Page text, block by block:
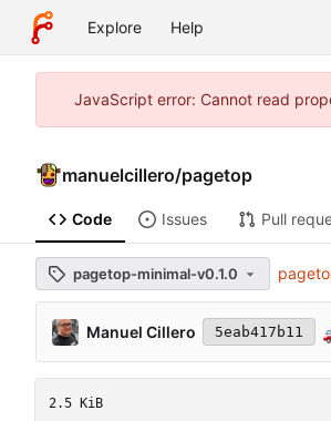
Explore Help
JavaScript error: Cannot read
manuelcillero/pagetop
Code Issues Pull
pagetop-minimal-v0.1.0
Manuel Cillero 5eab417b11
2.5 KiB